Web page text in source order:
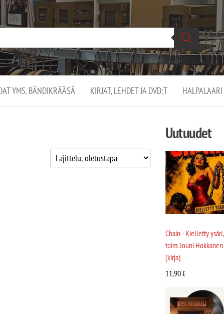
YMS. BÄNDIKRÄÄSÄ KIRJAT, LEHDET JA DVD:T HALPALAARI
Uutuudet
Chain - Kielletty ysäri,
toim. Jouni Hokkanen
(kirja)
11,90€